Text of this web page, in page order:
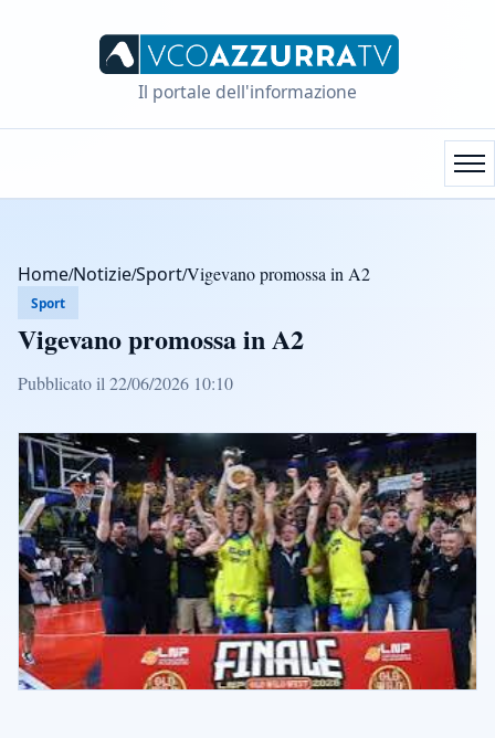
Il portale dell'informazione
Home/Notizie/Sport/Vigevano promossa in A2
Sport
Vigevano promossa in A2
Pubblicato il 22/06/2026 10:10